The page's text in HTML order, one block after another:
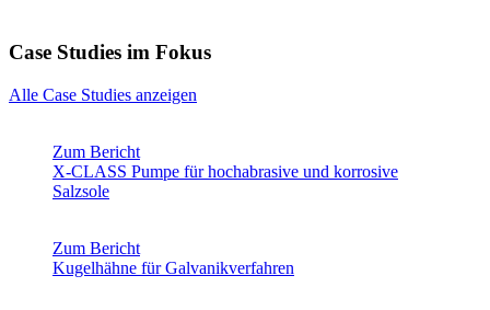
Case Studies im Fokus
Alle Case Studies anzeigen
Zum Bericht
X-CLASS Pumpe für hochabrasive und korrosive
Salzsole
Zum Bericht
Kugelhähne für Galvanikverfahren